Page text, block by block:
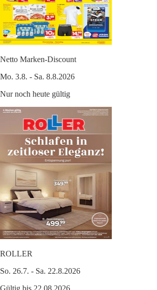
Netto Marken-Discount
Mo. 3.8. - Sa. 8.8.2026
Nur noch heute gültig
ROLLER
So. 26.7. - Sa. 22.8.2026
Gültig bis 22.08.2026